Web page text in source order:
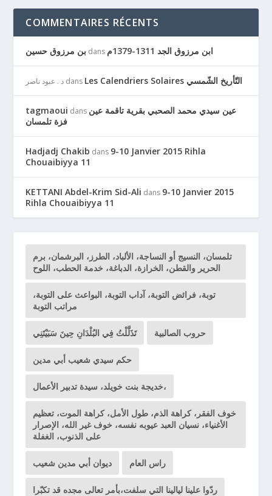
COMMENTAIRES RÉCENTS
بن مرزوق حسين dans ابن مرزوق الجد 1311-1379م
د . عبود ناصر dans Les Calendriers Solaires التّأريخ الشّمسي
tagmaoui dans عين سيدي محمد الصحبي بقرية تاقمة عين
فزة تلمسان
Hadjadj Chakib dans 9-10 Janvier 2015 Rihla
Chouaibiyya 11
KETTANI Abdel-Krim Sid-Ali dans 9-10 Janvier 2015
Rihla Chouaibiyya 11
تلمسان، النسيج أو النساجة، الألباد، الطرز، البرشمان، برم
الحرير والقطن، الخرازة، الدباغة، خدمة الحطب، اللوح
توبة، فرائض التوبة، آداب التوبة، البواعث على التوبة،
مراتب التوبة
تَذَلَّلْتُ فِي البُلْدَانِ حِينَ سَبَيْتَنِي حروب الصالبية
حكم سيدي شعيب أبي مدين
خديجة بنت خويلد، سيدة تدبير الأعمال،
خوف الفقر، كراهة الذم، طول الأمل، كراهة الموت، تعظيم
الأغنياء، نسيان العبد عيوبه نفسه، خوف غير الله، الإصرار
على الذنوب، الغفلة
ديوان أبي مدين شعيب راس العام
ردّوا علينا ليالينا التي سلفت،بأمر تعالى مجده قد تكبّرا